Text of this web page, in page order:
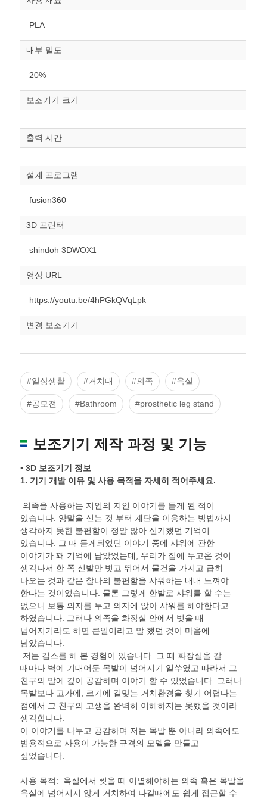
조정“ 버튼을 눌러주세요.
mm
폭
스케일
조정
PLA
내부 밀도
20%
보조기기 크기
출력 시간
설계 프로그램
fusion360
3D 프린터
shindoh 3DWOX1
영상 URL
https://youtu.be/4hPGkQVqLpk
변경 보조기기
#일상생활 #거치대 #의족 #욕실
#공모전 #Bathroom #prosthetic leg stand
보조기기 제작 과정 및 기능
▪ 3D 보조기기 정보
1. 기기 개발 이유 및 사용 목적을 자세히 적어주세요.
의족을 사용하는 지인의 지인 이야기를 듣게 된 적이
있습니다. 양말을 신는 것 부터 계단을 이용하는 방법까지
생각하지 못한 불편함이 정말 많아 신기했던 기억이
있습니다. 그 때 듣게되었던 이야기 중에 샤워에 관한
이야기가 꽤 기억에 남았었는데, 우리가 집에 두고온 것이
생각나서 한 쪽 신발만 벗고 뛰어서 물건을 가지고 급히
나오는 것과 같은 찰나의 불편함을 샤워하는 내내 느껴야
한다는 것이었습니다. 물론 그렇게 한발로 샤워를 할 수는
없으니 보통 의자를 두고 의자에 앉아 샤워를 해야한다고
하였습니다. 그러나 의족을 화장실 안에서 벗을 때
넘어지기라도 하면 큰일이라고 말 했던 것이 마음에
남았습니다.
저는 깁스를 해 본 경험이 있습니다. 그 때 화장실을 갈
때마다 벽에 기대어둔 목발이 넘어지기 일쑤였고 따라서 그
친구의 말에 깊이 공감하며 이야기 할 수 있었습니다. 그러나
목발보다 고가에, 크기에 걸맞는 거치환경을 찾기 어렵다는
점에서 그 친구의 고생을 완벽히 이해하지는 못했을 것이라
생각합니다.
이 이야기를 나누고 공감하며 저는 목발 뿐 아니라 의족에도
범용적으로 사용이 가능한 규격의 모델을 만들고
싶었습니다.
사용 목적:
욕실에서 씻을 때 이별해야하는 의족 혹은 목발을
욕실에 넘어지지 않게 거치하여 나갈때에도 쉽게 접근할 수